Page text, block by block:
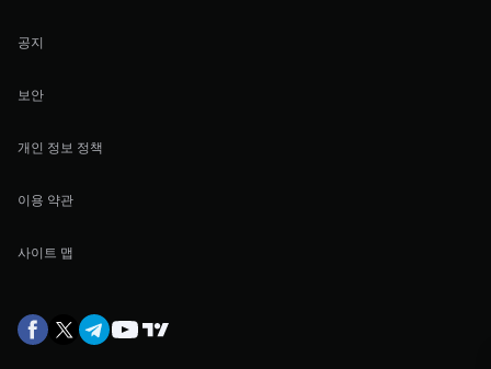
공지
보안
개인 정보 정책
이용 약관
사이트 맵